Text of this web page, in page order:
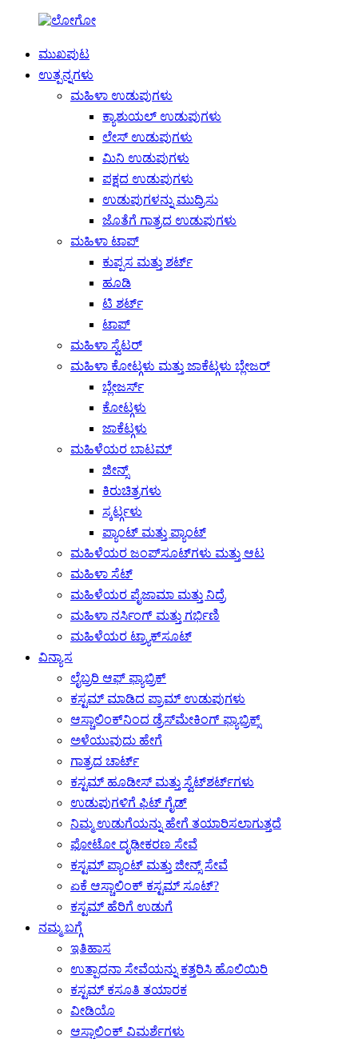
ಮುಖಪುಟ
ಉತ್ಪನ್ನಗಳು
ಮಹಿಳಾ ಉಡುಪುಗಳು
ಕ್ಯಾಶುಯಲ್ ಉಡುಪುಗಳು
ಲೇಸ್ ಉಡುಪುಗಳು
ಮಿನಿ ಉಡುಪುಗಳು
ಪಕ್ಷದ ಉಡುಪುಗಳು
ಉಡುಪುಗಳನ್ನು ಮುದ್ರಿಸು
ಜೊತೆಗೆ ಗಾತ್ರದ ಉಡುಪುಗಳು
ಮಹಿಳಾ ಟಾಪ್
ಕುಪ್ಪಸ ಮತ್ತು ಶರ್ಟ್
ಹೂಡಿ
ಟಿ ಶರ್ಟ್
ಟಾಪ್
ಮಹಿಳಾ ಸ್ವೆಟರ್
ಮಹಿಳಾ ಕೋಟ್ಗಳು ಮತ್ತು ಜಾಕೆಟ್ಗಳು ಬ್ಲೇಜರ್
ಬ್ಲೇಜರ್ಸ್
ಕೋಟ್ಗಳು
ಜಾಕೆಟ್ಗಳು
ಮಹಿಳೆಯರ ಬಾಟಮ್
ಜೀನ್ಸ್
ಕಿರುಚಿತ್ರಗಳು
ಸ್ಕರ್ಟ್ಗಳು
ಪ್ಯಾಂಟ್ ಮತ್ತು ಪ್ಯಾಂಟ್
ಮಹಿಳೆಯರ ಜಂಪ್‌ಸೂಟ್‌ಗಳು ಮತ್ತು ಆಟ
ಮಹಿಳಾ ಸೆಟ್
ಮಹಿಳೆಯರ ಪೈಜಾಮಾ ಮತ್ತು ನಿದ್ರೆ
ಮಹಿಳಾ ನರ್ಸಿಂಗ್ ಮತ್ತು ಗರ್ಭಿಣಿ
ಮಹಿಳೆಯರ ಟ್ರ್ಯಾಕ್‌ಸೂಟ್
ವಿನ್ಯಾಸ
ಲೈಬ್ರರಿ ಆಫ್ ಫ್ಯಾಬ್ರಿಕ್
ಕಸ್ಟಮ್ ಮಾಡಿದ ಪ್ರಾಮ್ ಉಡುಪುಗಳು
ಆಸ್ಚಾಲಿಂಕ್‌ನಿಂದ ಡ್ರೆಸ್‌ಮೇಕಿಂಗ್ ಫ್ಯಾಬ್ರಿಕ್ಸ್
ಅಳೆಯುವುದು ಹೇಗೆ
ಗಾತ್ರದ ಚಾರ್ಟ್
ಕಸ್ಟಮ್ ಹೂಡೀಸ್ ಮತ್ತು ಸ್ವೆಟ್‌ಶರ್ಟ್‌ಗಳು
ಉಡುಪುಗಳಿಗೆ ಫಿಟ್ ಗೈಡ್
ನಿಮ್ಮ ಉಡುಗೆಯನ್ನು ಹೇಗೆ ತಯಾರಿಸಲಾಗುತ್ತದೆ
ಫೋಟೋ ದೃಢೀಕರಣ ಸೇವೆ
ಕಸ್ಟಮ್ ಪ್ಯಾಂಟ್ ಮತ್ತು ಜೀನ್ಸ್ ಸೇವೆ
ಏಕೆ ಆಸ್ಚಾಲಿಂಕ್ ಕಸ್ಟಮ್ ಸೂಟ್?
ಕಸ್ಟಮ್ ಹೆರಿಗೆ ಉಡುಗೆ
ನಮ್ಮ ಬಗ್ಗೆ
ಇತಿಹಾಸ
ಉತ್ಪಾದನಾ ಸೇವೆಯನ್ನು ಕತ್ತರಿಸಿ ಹೊಲಿಯಿರಿ
ಕಸ್ಟಮ್ ಕಸೂತಿ ತಯಾರಕ
ವೀಡಿಯೊ
ಆಸ್ಚಾಲಿಂಕ್ ವಿಮರ್ಶೆಗಳು